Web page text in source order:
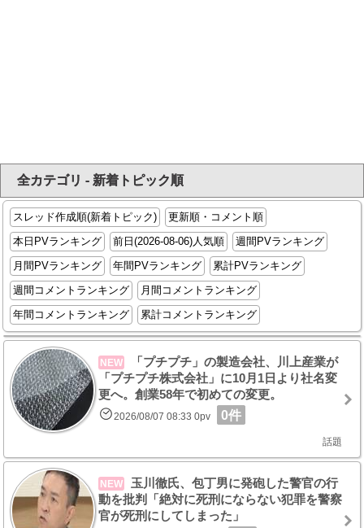
全カテゴリ - 新着トピック順
スレッド作成順(新着トピック)
更新順・コメント順
本日PVランキング
前日(2026-08-06)人気順
週間PVランキング
月間PVランキング
年間PVランキング
累計PVランキング
週間コメントランキング
月間コメントランキング
年間コメントランキング
累計コメントランキング
NEW
「プチプチ」の製造会社、川上産業が
「プチプチ株式会社」に10月1日より社名変
更へ。創業58年で初めての変更。
2026/08/07 08:33 0pv 0件
話題
NEW
玉川徹氏、包丁男に発砲した警官の行
動を批判「絶対に死刑にならない犯罪を警察
官が死刑にしてしまった」